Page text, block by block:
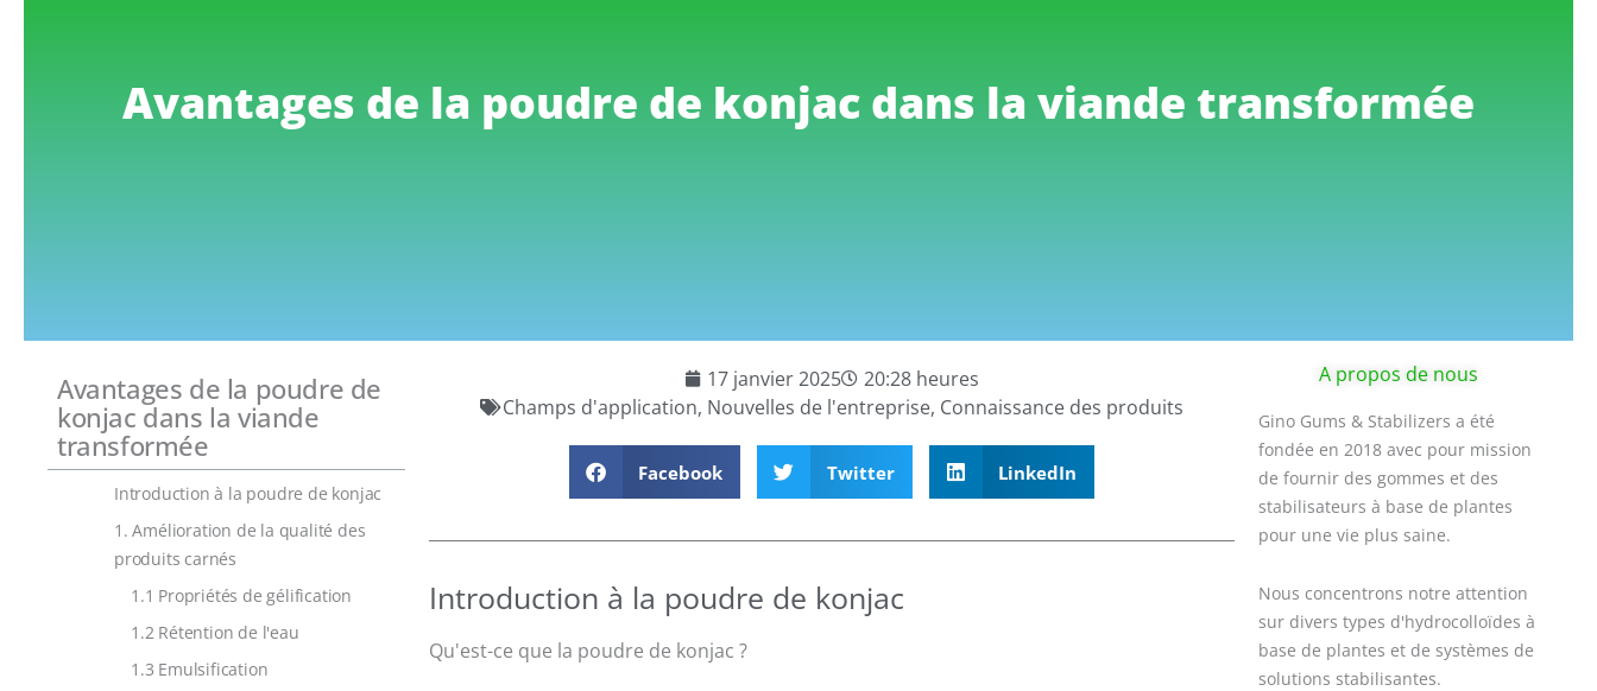
Avantages de la poudre de konjac dans la viande transformée
Avantages de la poudre de
konjac dans la viande
transformée
Introduction à la poudre de konjac
1. Amélioration de la qualité des
produits carnés
1.1 Propriétés de gélification
1.2 Rétention de l'eau
1.3 Emulsification
17 janvier 2025
20:28 heures
Champs d'application, Nouvelles de l'entreprise, Connaissance des produits
Facebook Twitter LinkedIn
Introduction à la poudre de konjac
Qu'est-ce que la poudre de konjac ?
A propos de nous
Gino Gums & Stabilizers a été
fondée en 2018 avec pour mission
de fournir des gommes et des
stabilisateurs à base de plantes
pour une vie plus saine.
Nous concentrons notre attention
sur divers types d'hydrocolloïdes à
base de plantes et de systèmes de
solutions stabilisantes.